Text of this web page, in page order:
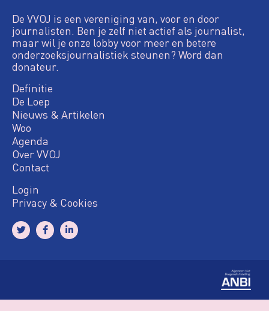
De VVOJ is een vereniging van, voor en door
journalisten. Ben je zelf niet actief als journalist,
maar wil je onze lobby voor meer en betere
onderzoeksjournalistiek steunen? Word dan
donateur.
Definitie
De Loep
Nieuws & Artikelen
Woo
Agenda
Over VVOJ
Contact
Login
Privacy & Cookies